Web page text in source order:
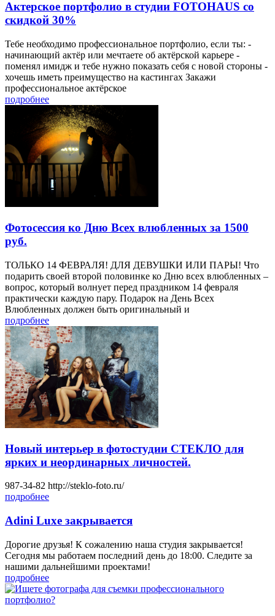
Актерское портфолио в студии FOTOHAUS со
скидкой 30%
Тебе необходимо профессиональное портфолио, если ты: -
начинающий актёр или мечтаете об актёрской карьере -
поменял имидж и тебе нужно показать себя с новой стороны -
хочешь иметь преимущество на кастингах Закажи
профессиональное актёрское
подробнее
Фотосессия ко Дню Всех влюбленных за 1500
руб.
ТОЛЬКО 14 ФЕВРАЛЯ! ДЛЯ ДЕВУШКИ ИЛИ ПАРЫ! Что
подарить своей второй половинке ко Дню всех влюбленных –
вопрос, который волнует перед праздником 14 февраля
практически каждую пару. Подарок на День Всех
Влюбленных должен быть оригинальный и
подробнее
Новый интерьер в фотостудии СТЕКЛО для
ярких и неординарных личностей.
987-34-82 http://steklo-foto.ru/
подробнее
Adini Luxe закрывается
Дорогие друзья! К сожалению наша студия закрывается!
Сегодня мы работаем последний день до 18:00. Следите за
нашими дальнейшими проектами!
подробнее